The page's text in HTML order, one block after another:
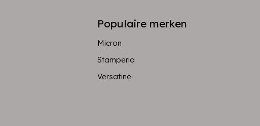
Populaire merken
Micron
Stamperia
Versafine